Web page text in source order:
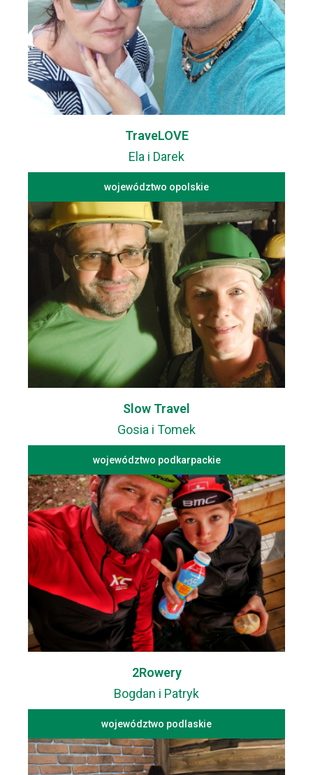
TraveLOVE
Ela i Darek
województwo opolskie
Slow Travel
Gosia i Tomek
województwo podkarpackie
2Rowery
Bogdan i Patryk
województwo podlaskie